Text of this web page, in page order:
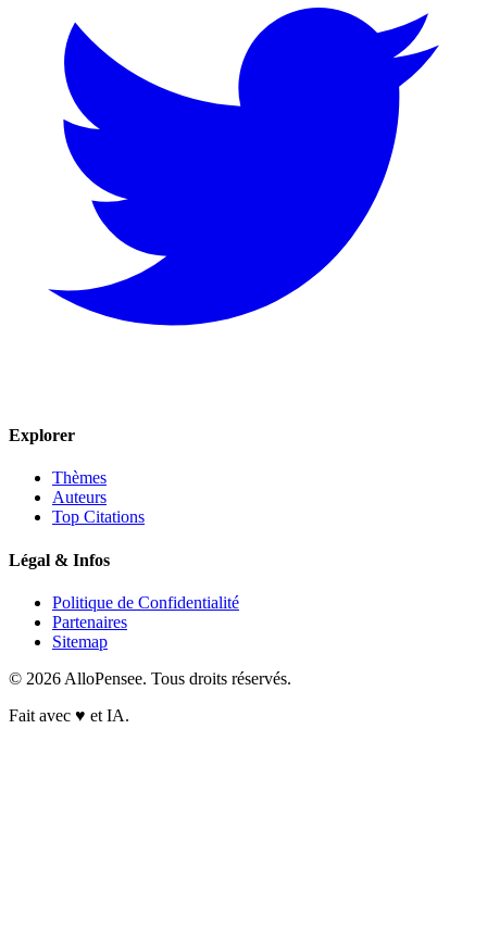
Explorer
Thèmes
Auteurs
Top Citations
Légal & Infos
Politique de Confidentialité
Partenaires
Sitemap
© 2026 AlloPensee. Tous droits réservés.
Fait avec ♥ et IA.